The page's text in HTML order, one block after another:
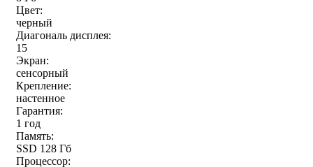
Цвет:
черный
Диагональ дисплея:
15
Экран:
сенсорный
Крепление:
настенное
Гарантия:
1 год
Память:
SSD 128 Гб
Процессор: